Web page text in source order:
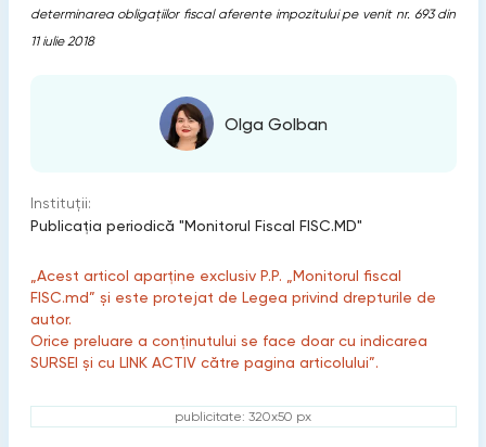
determinarea obligațiilor fiscal aferente impozitului pe venit nr. 693 din
11 iulie 2018
Olga Golban
Instituții:
Publicaţia periodică "Monitorul Fiscal FISC.MD"
„Acest articol aparține exclusiv P.P. „Monitorul fiscal
FISC.md” și este protejat de Legea privind drepturile de
autor.
Orice preluare a conținutului se face doar cu indicarea
SURSEI și cu LINK ACTIV către pagina articolului”.
publicitate: 320x50 px